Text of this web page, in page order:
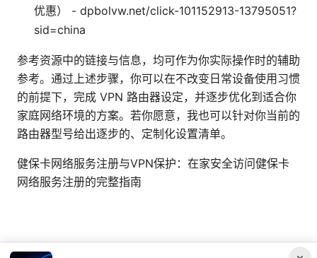
优惠） - dpbolvw.net/click-101152913-13795051?
sid=china
参考资源中的链接与信息，均可作为你实际操作时的辅助
参考。通过上述步骤，你可以在不改变日常设备使用习惯
的前提下，完成 VPN 路由器设定，并逐步优化到适合你
家庭网络环境的方案。若你愿意，我也可以针对你当前的
路由器型号给出逐步的、定制化设置清单。
健保卡网络服务注册与VPN保护：在家安全访问健保卡
网络服务注册的完整指南